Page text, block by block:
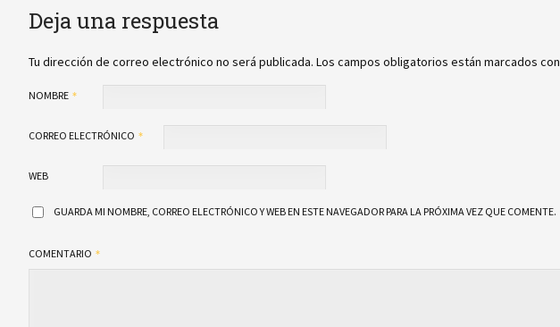
Deja una respuesta
Tu dirección de correo electrónico no será publicada. Los campos obligatorios están marcados con
NOMBRE
CORREO ELECTRÓNICO
WEB
GUARDA MI NOMBRE, CORREO ELECTRÓNICO Y WEB EN ESTE NAVEGADOR PARA LA PRÓXIMA VEZ QUE COMENTE.
COMENTARIO